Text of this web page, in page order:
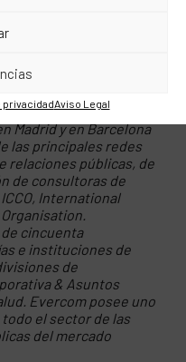
privacidadAviso Legal
edición se pone en
Evercom es una de
en el mercado
Madrid y en Barcelona
las principales redes
relaciones públicas, de
de consultoras de
International
cincuenta
e instituciones de
de
& Asuntos
Evercom posee uno
el sector de las
del mercado